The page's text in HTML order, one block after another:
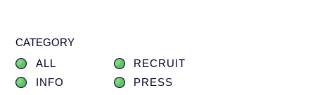
CATEGORY
ALL
RECRUIT
INFO
PRESS